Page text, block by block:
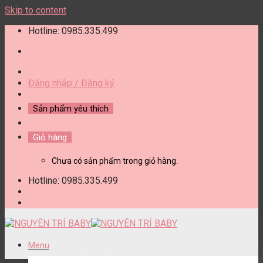
Skip to content
Hotline: 0985.335.499
Đăng nhập / Đăng ký
Sản phẩm yêu thích
Giỏ hàng
Chưa có sản phẩm trong giỏ hàng.
Hotline: 0985.335.499
Menu